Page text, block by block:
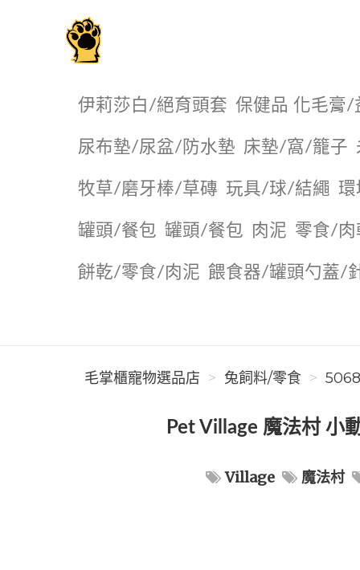
伊莉莎白/絕育頭套 保健品 化毛膏/
尿布墊/尿盆/防水墊 ️床墊/窩/籠子
牧草/磨牙棒/草磚 玩具/球/結繩 環
罐頭/餐包 罐頭/餐包 肉泥 零食/
餅乾/零食/肉泥 餵食器/罐頭勺蓋/
毛掌櫃寵物選品店 兔飼料/零食
Pet Village 魔法村 小
Village 魔法村